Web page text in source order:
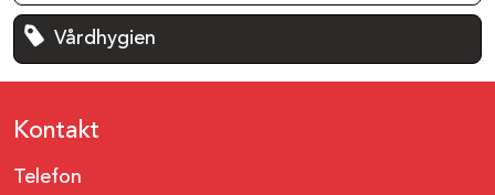
Vårdhygien
Kontakt
Telefon